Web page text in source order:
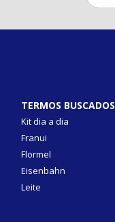
TERMOS BUSCADOS
Kit dia a dia
Franui
Flormel
Eisenbahn
Leite